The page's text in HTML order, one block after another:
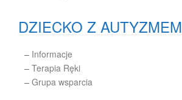
DZIECKO Z AUTYZMEM
– Informacje
– Terapia Ręki
– Grupa wsparcia